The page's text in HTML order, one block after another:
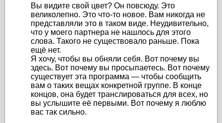
Вы видите свой цвет? Он повсюду. Это
великолепно. Это что-то новое. Вам никогда не
представляли это в таком виде. Неудивительно,
что у моего партнера не нашлось для этого
слова. Такого не существовало раньше. Пока
ещё нет.
Я хочу, чтобы вы обняли себя. Вот почему вы
здесь. Вот почему вы просыпаетесь. Вот почему
существует эта программа — чтобы сообщить
вам о таких вещах конкретной группе. В конце
концов, она будет транслироваться для всех, но
вы услышите её первыми. Вот почему я люблю
вас так сильно.